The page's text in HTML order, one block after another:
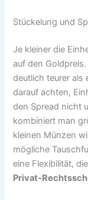
Stückelung und
Je kleiner die
auf den
deutlich teurer als
darauf achten,
den Spread nicht
kombiniert man
kleinen Münzen
mögliche
eine Flexibilität,
Privat-